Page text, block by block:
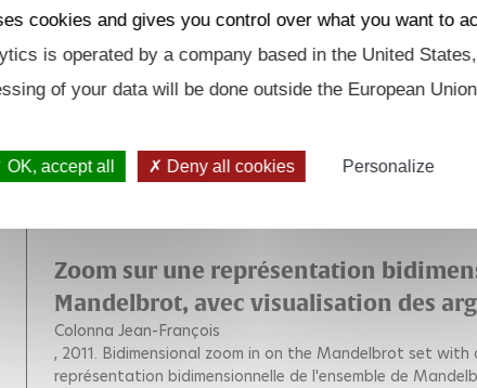
Visualisation tridimensionnelle de
'mapping' des arguments
Tridimensional visualization of the Mandelbrot
(Visualisation tridimensionnelle de l'ensemble de
Zoom sur une représentation
Mandelbrot, avec visualisation des
Colonna Jean-François
, 2011. Bidimensional zoom in on the Mandelbrot set
représentation bidimensionnelle de l'ensemble de
cookies and gives you control over what you want to
is operated by a company based in the United
of your data will be done outside the European
OK, accept all Deny all cookies Personalize